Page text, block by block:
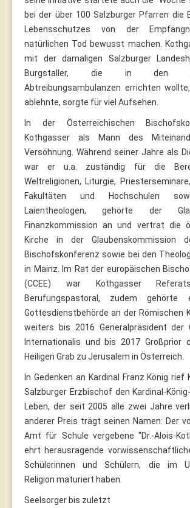
bei der über 100 Salzburger Pfarren die
Lebensschutzes von der
natürlichen Tod bewusst machen.
mit der damaligen Salzburger
Burgstaller, die in den
Abtreibungsambulanzen errichten
ablehnte, sorgte für viel Aufsehen.
In der Österreichischen
Kothgasser als Mann des
Versöhnung. Während seiner Jahre als
war er u.a. zuständig für die
Weltreligionen, Liturgie,
Fakultäten und Hochschulen
Laientheologen, gehörte der
Finanzkommission an und vertrat die
Kirche in der Glaubenskommission
Bischofskonferenz sowie bei den
in Mainz. Im Rat der europäischen
(CCEE) war Kothgasser
Berufungspastoral, zudem
Gottesdienstbehörde an der Römischen
weiters bis 2016 Generalpräsident der
Internationalis und bis 2017 Großprior
Heiligen Grab zu Jerusalem in Österreich.
In Gedenken an Kardinal Franz König rief
Salzburger Erzbischof den Kardinal-
Leben, der seit 2005 alle zwei Jahre
anderer Preis trägt seinen Namen: Der
Amt für Schule vergebene "Dr.-Alois-
ehrt herausragende
Schülerinnen und Schülern, die im
Religion maturiert haben.
Seelsorger bis zuletzt